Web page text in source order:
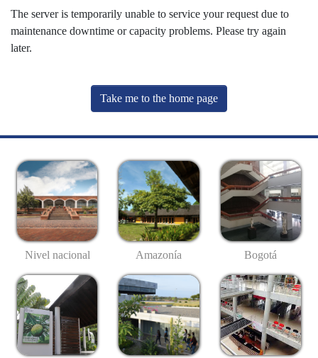
The server is temporarily unable to service your request due to
maintenance downtime or capacity problems. Please try again
later.
Take me to the home page
Nivel nacional Amazonía Bogotá